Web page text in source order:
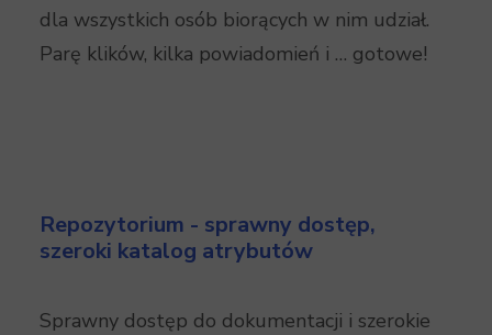
dla wszystkich osób biorących w nim udział.
Parę klików, kilka powiadomień i … gotowe!
Repozytorium - sprawny dostęp,
szeroki katalog atrybutów
Sprawny dostęp do dokumentacji i szerokie